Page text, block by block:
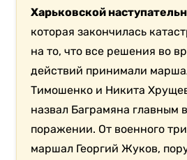
Харьковской
которая закончилась
на то, что все решения во
действий принимали
Тимошенко и Никита
назвал Баграмяна главным
поражении. От военного
маршал Георгий Жуков,